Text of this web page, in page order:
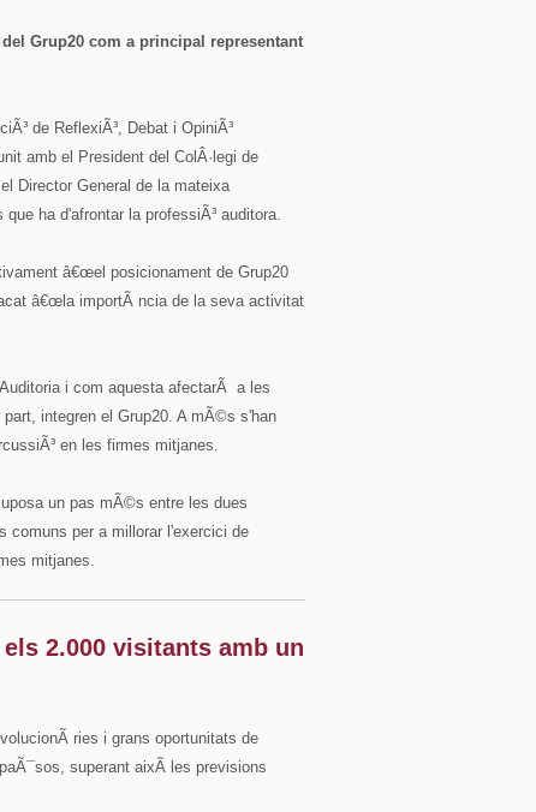
Grup20 com a principal representant
de ReflexiÃ³, Debat i OpiniÃ³
amb el President del ColÂ·legi de
Director General de la mateixa
ha d'afrontar la professiÃ³ auditora.
â€œel posicionament de Grup20
â€œla importÃ ncia de la seva activitat
i com aquesta afectarÃ a les
integren el Grup20. A mÃ©s s'han
en les firmes mitjanes.
un pas mÃ©s entre les dues
comuns per a millorar l'exercici de
mitjanes.
2.000 visitants amb un
ries i grans oportunitats de
superant aixÃ­ les previsions